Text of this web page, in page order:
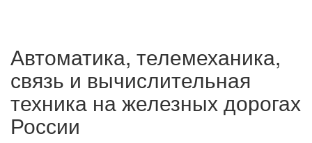
Автоматика, телемеханика,
связь и вычислительная
техника на железных дорогах
России